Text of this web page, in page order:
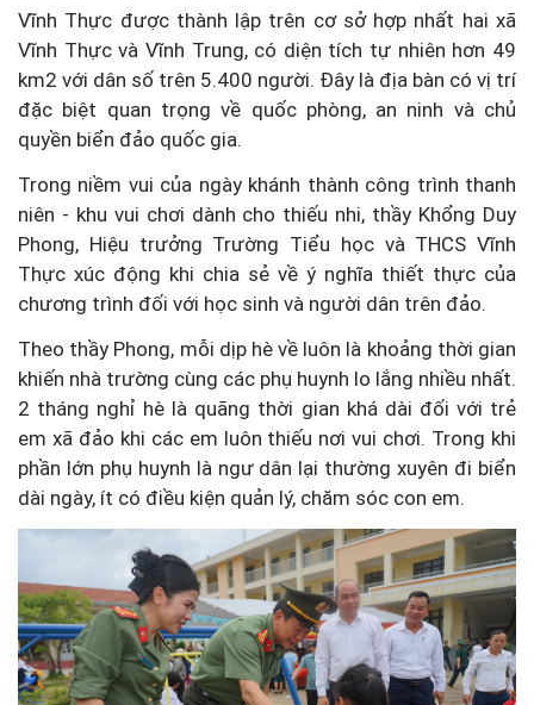
Vĩnh Thực được thành lập trên cơ sở hợp nhất hai xã
Vĩnh Thực và Vĩnh Trung, có diện tích tự nhiên hơn 49
km2 với dân số trên 5.400 người. Đây là địa bàn có vị trí
đặc biệt quan trọng về quốc phòng, an ninh và chủ
quyền biển đảo quốc gia.
Trong niềm vui của ngày khánh thành công trình thanh
niên - khu vui chơi dành cho thiếu nhi, thầy Khổng Duy
Phong, Hiệu trưởng Trường Tiểu học và THCS Vĩnh
Thực xúc động khi chia sẻ về ý nghĩa thiết thực của
chương trình đối với học sinh và người dân trên đảo.
Theo thầy Phong, mỗi dịp hè về luôn là khoảng thời gian
khiến nhà trường cùng các phụ huynh lo lắng nhiều nhất.
2 tháng nghỉ hè là quãng thời gian khá dài đối với trẻ
em xã đảo khi các em luôn thiếu nơi vui chơi. Trong khi
phần lớn phụ huynh là ngư dân lại thường xuyên đi biển
dài ngày, ít có điều kiện quản lý, chăm sóc con em.